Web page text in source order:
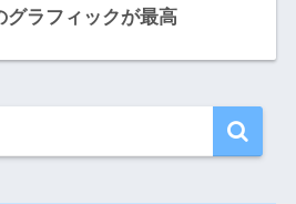
グラフィックが最高